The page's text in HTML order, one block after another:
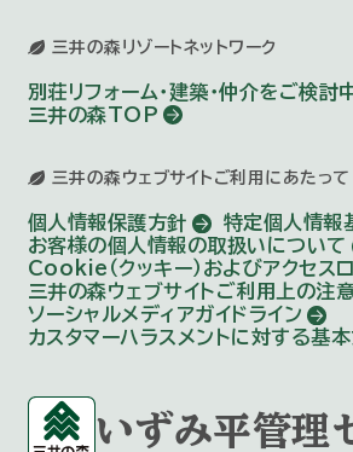
三井の森リゾートネットワーク
別荘リフォーム・建築・仲介をご検討
三井の森TOP
三井の森ウェブサイトご利用にあたって
個人情報保護方針
特定個人情報
お客様の個人情報の取扱いについて
Cookie（クッキー）およびアクセス
三井の森ウェブサイトご利用上の注
ソーシャルメディアガイドライン
カスタマーハラスメントに対する基
いずみ平管理